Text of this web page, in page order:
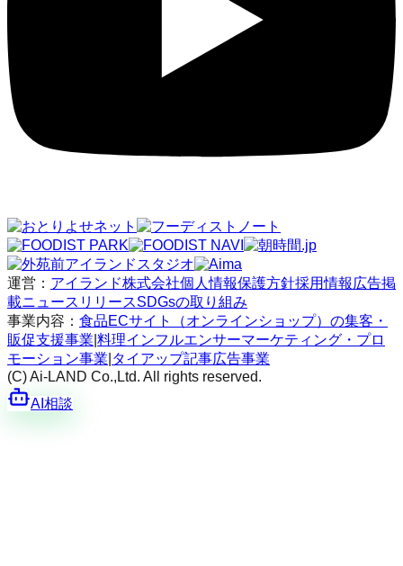
運営： アイランド株式会社個人情報保護方針採用情報広告掲
載ニュースリリースSDGsの取り組み
事業内容： 食品ECサイト（オンラインショップ）の集客・
販促支援事業 料理インフルエンサーマーケティング・プロ
モーション事業 タイアップ記事広告事業
(C) Ai-LAND Co.,Ltd. All rights reserved.
AI相談